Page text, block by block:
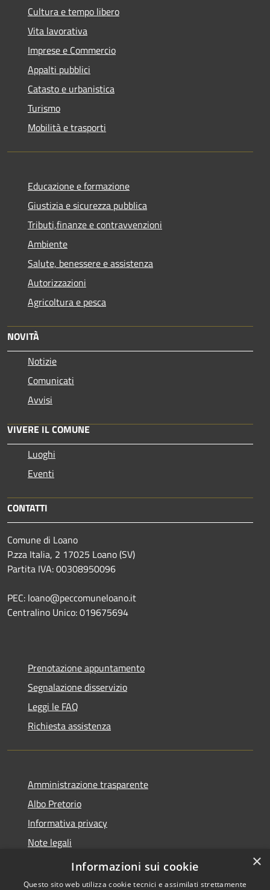
Cultura e tempo libero
Vita lavorativa
Imprese e Commercio
Appalti pubblici
Catasto e urbanistica
Turismo
Mobilità e trasporti
Educazione e formazione
Giustizia e sicurezza pubblica
Tributi,finanze e contravvenzioni
Ambiente
Salute, benessere e assistenza
Autorizzazioni
Agricoltura e pesca
NOVITÀ
Notizie
Comunicati
Avvisi
VIVERE IL COMUNE
Luoghi
Eventi
CONTATTI
Comune di Loano
P.zza Italia, 2 17025 Loano (SV)
Partita IVA: 00308950096
PEC: loano@peccomuneloano.it
Centralino Unico: 019675694
Prenotazione appuntamento
Segnalazione disservizio
Leggi le FAQ
Richiesta assistenza
Amministrazione trasparente
Albo Pretorio
Informativa privacy
Note legali
Dichiarazione di accessibilità
×
Informazioni sui cookie
Questo sito web utilizza cookie tecnici e assimilati strettamente